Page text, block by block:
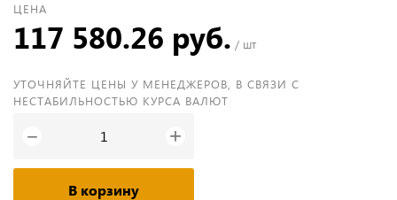
ЦЕНА
117 580.26 руб. / шт
УТОЧНЯЙТЕ ЦЕНЫ У МЕНЕДЖЕРОВ, В СВЯЗИ С
НЕСТАБИЛЬНОСТЬЮ КУРСА ВАЛЮТ
− +
В корзину